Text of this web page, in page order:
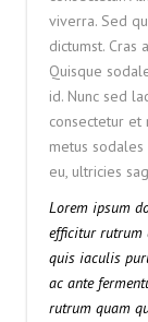
viverra. Sed
dictumst. Cras
Quisque
id. Nunc sed
consectetur et
metus
eu, ultricies
Lorem ipsum
efficitur rutrum
quis iaculis
ac ante
rutrum quam